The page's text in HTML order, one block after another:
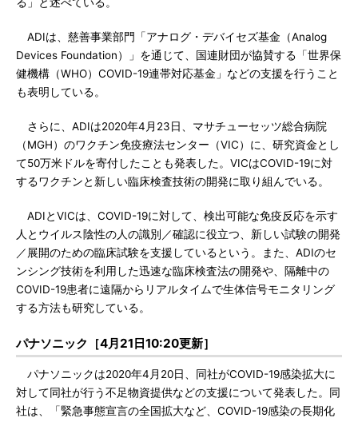
ADIは、慈善事業部門「アナログ・デバイセズ基金（Analog
Devices Foundation）」を通じて、国連財団が協賛する「世界保
健機構（WHO）COVID-19連帯対応基金」などの支援を行うこと
も表明している。
さらに、ADIは2020年4月23日、マサチューセッツ総合病院
（MGH）のワクチン免疫療法センター（VIC）に、研究資金とし
て50万米ドルを寄付したことも発表した。VICはCOVID-19に対
するワクチンと新しい臨床検査技術の開発に取り組んでいる。
ADIとVICは、COVID-19に対して、検出可能な免疫反応を示す
人とウイルス陰性の人の識別／確認に役立つ、新しい試験の開発
／展開のための臨床試験を支援しているという。また、ADIのセ
ンシング技術を利用した迅速な臨床検査法の開発や、隔離中の
COVID-19患者に遠隔からリアルタイムで生体信号モニタリング
する方法も研究している。
パナソニック［4月21日10:20更新］
パナソニックは2020年4月20日、同社がCOVID-19感染拡大に
対して同社が行う不足物資提供などの支援について発表した。同
社は、「緊急事態宣言の全国拡大など、COVID-19感染の長期化